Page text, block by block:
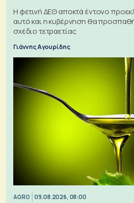
Η φετινή ΔΕΘ αποκτά έντονο
αυτό και η κυβέρνηση θα
σχέδιο τετραετίας
Γιάννης Αγουρίδης
AGRO 09.08.2026, 08:00